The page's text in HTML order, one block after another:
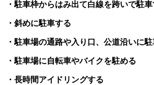
・駐車枠からはみ出て白線を跨いで駐車
・斜めに駐車する
・駐車場の通路や入り口、公道沿いに
・駐車場に自転車やバイクを駐める
・長時間アイドリングする